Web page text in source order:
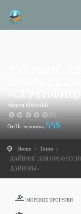
Sharm elsheikh
(0)
От/На человека 55$
Home
Tours
ДАЙВИНГ ДЛЯ
ДАЙВЕРЫ»
МОРСКИЕ ПРОГУЛКИ